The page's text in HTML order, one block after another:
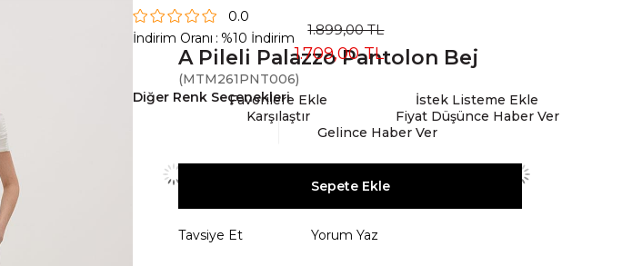
A Pileli Palazzo Pantolon Bej
(MTM261PNT006)
0.0
İndirim Oranı : %10 İndirim 1.899,00 TL
1.709,00 TL
Diğer Renk Seçenekleri
Favorilere Ekle
İstek Listeme Ekle
Karşılaştır
Fiyat Düşünce Haber Ver
Gelince Haber Ver
Tavsiye Et Yorum Yaz